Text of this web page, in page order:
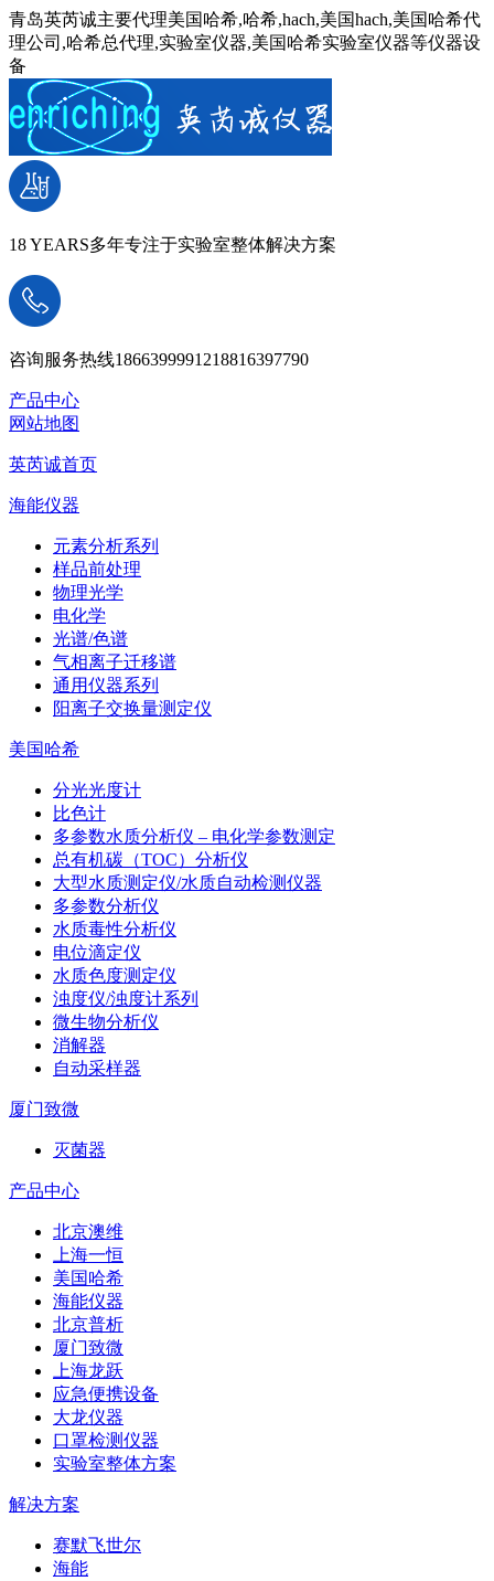
青岛英芮诚主要代理美国哈希,哈希,hach,美国hach,美国哈希代
理公司,哈希总代理,实验室仪器,美国哈希实验室仪器等仪器设
备
18 YEARS多年专注于实验室整体解决方案
咨询服务热线1866399991218816397790
产品中心
网站地图
英芮诚首页
海能仪器
元素分析系列
样品前处理
物理光学
电化学
光谱/色谱
气相离子迁移谱
通用仪器系列
阳离子交换量测定仪
美国哈希
分光光度计
比色计
多参数水质分析仪 – 电化学参数测定
总有机碳（TOC）分析仪
大型水质测定仪/水质自动检测仪器
多参数分析仪
水质毒性分析仪
电位滴定仪
水质色度测定仪
浊度仪/浊度计系列
微生物分析仪
消解器
自动采样器
厦门致微
灭菌器
产品中心
北京澳维
上海一恒
美国哈希
海能仪器
北京普析
厦门致微
上海龙跃
应急便携设备
大龙仪器
口罩检测仪器
实验室整体方案
解决方案
赛默飞世尔
海能